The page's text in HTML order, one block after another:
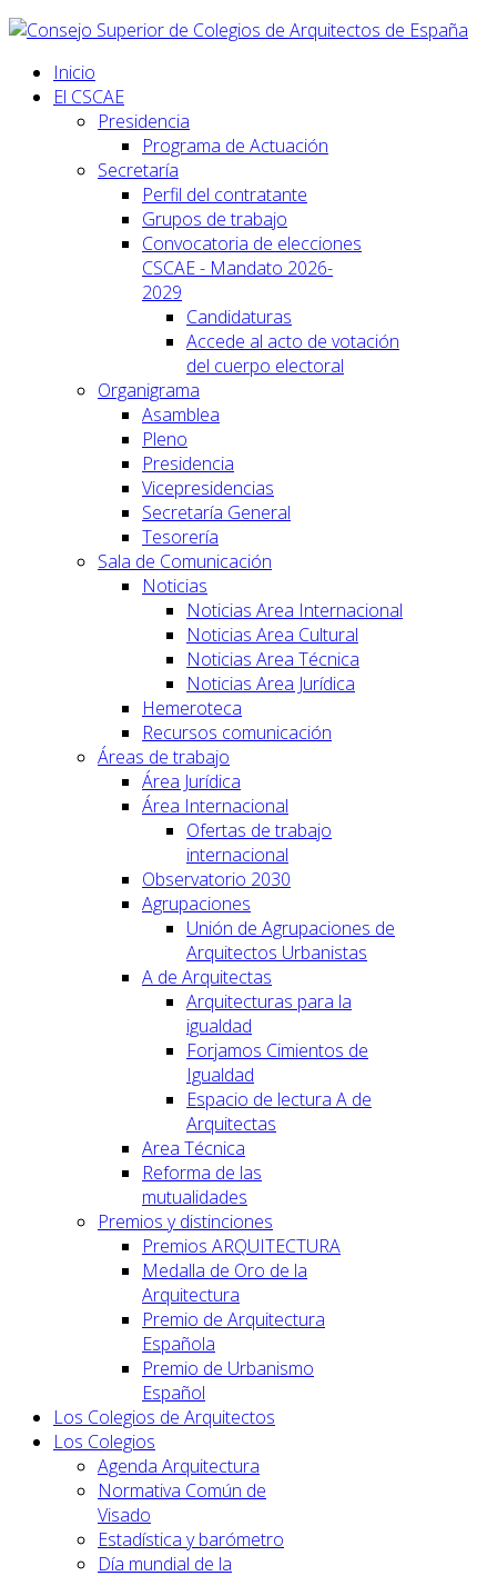
Inicio
El CSCAE
Presidencia
Programa de Actuación
Secretaría
Perfil del contratante
Grupos de trabajo
Convocatoria de elecciones
CSCAE - Mandato 2026-
2029
Candidaturas
Accede al acto de votación
del cuerpo electoral
Organigrama
Asamblea
Pleno
Presidencia
Vicepresidencias
Secretaría General
Tesorería
Sala de Comunicación
Noticias
Noticias Area Internacional
Noticias Area Cultural
Noticias Area Técnica
Noticias Area Jurídica
Hemeroteca
Recursos comunicación
Áreas de trabajo
Área Jurídica
Área Internacional
Ofertas de trabajo
internacional
Observatorio 2030
Agrupaciones
Unión de Agrupaciones de
Arquitectos Urbanistas
A de Arquitectas
Arquitecturas para la
igualdad
Forjamos Cimientos de
Igualdad
Espacio de lectura A de
Arquitectas
Area Técnica
Reforma de las
mutualidades
Premios y distinciones
Premios ARQUITECTURA
Medalla de Oro de la
Arquitectura
Premio de Arquitectura
Española
Premio de Urbanismo
Español
Los Colegios de Arquitectos
Los Colegios
Agenda Arquitectura
Normativa Común de
Visado
Estadística y barómetro
Día mundial de la